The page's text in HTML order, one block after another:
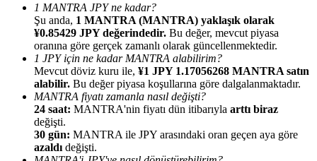
Yönlendirme
Arkadaşını davet et, nakit ödüller kazan
1 MANTRA JPY ne kadar?
Şu anda, 1 MANTRA (MANTRA) yaklaşık olarak
¥0.85429 JPY değerindedir. Bu değer, mevcut piyasa
oranına göre gerçek zamanlı olarak güncellenmektedir.
1 JPY için ne kadar MANTRA alabilirim?
Mevcut döviz kuru ile, ¥1 JPY 1.17056268 MANTRA satın
alabilir. Bu değer piyasa koşullarına göre dalgalanmaktadır.
MANTRA fiyatı zamanla nasıl değişti?
24 saat: MANTRA'nin fiyatı dün itibarıyla arttı biraz
değişti.
30 gün: MANTRA ile JPY arasındaki oran geçen aya göre
azaldı değişti.